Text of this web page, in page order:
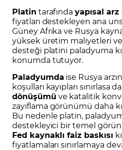
Platin tarafındayapısal arz
fiyatları destekleyen ana
Güney Afrika ve Rusya
yüksek üretim maliyetleri
desteği platini paladyuma
konumda tutuyor.
Paladyumda ise Rusya
koşulları kayıpları sınırlasa
dönüşümü ve katalitik
zayıflama görünümü daha
Bu nedenle platin,
destekleyici bir temel
Fed kaynaklı faiz baskısı
fiyatlamaları sınırlamaya